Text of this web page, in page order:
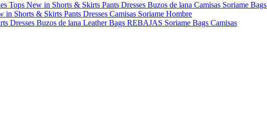
Tops New in Shorts & Skirts Pants Dresses Buzos de lana Camisas Soriame Bags
in Shorts & Skirts Pants Dresses Camisas Soriame Hombre
Dresses Buzos de lana Leather Bags REBAJAS Soriame Bags Camisas